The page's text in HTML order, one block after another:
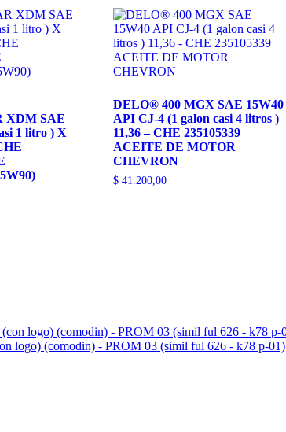
0H10
CA
9392/9329
-
2676
281132F000)
cantidad
XDM SAE
1 litro ) X
DELO® 400 MGX SAE 15W40
API CJ-4 (1 galon casi 4 litros )
11,36 – CHE 235105339
ACEITE DE MOTOR
CHEVRON
$ 41.200,00
logo) (comodin) - PROM 03 (simil ful 626 - k78 p-01)